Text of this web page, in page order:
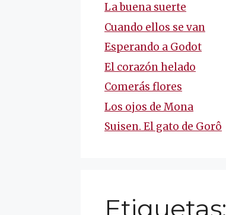
La buena suerte
Cuando ellos se van
Esperando a Godot
El corazón helado
Comerás flores
Los ojos de Mona
Suisen. El gato de Gorô
Etiquetas: